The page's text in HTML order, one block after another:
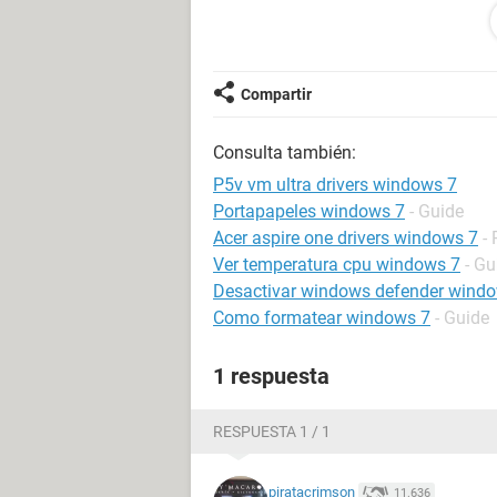
- Dispositivo desconocido:
CONFIGFLAG_FAILEDINSTALL
¿Si alguien los tiene me los podría
comunidad. Un saludo.
Compartir
Consulta también:
P5v vm ultra drivers windows 7
Portapapeles windows 7 - Guide
Acer aspire one drivers windows 7 -
Ver temperatura cpu windows 7 -
Desactivar windows defender
Como formatear windows 7 - Guide
1 respuesta
RESPUESTA 1 / 1
piratacrimson 11.636